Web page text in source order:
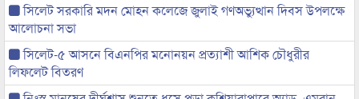
সিলেট সরকারি মদন মোহন কলেজে জুলাই গণঅভ্যুত্থান দিবস উপলক্ষে
আলোচনা সভা
সিলেট-৫ আসনে বিএনপির মনোনয়ন প্রত্যাশী আশিক চৌধুরীর
লিফলেট বিতরণ